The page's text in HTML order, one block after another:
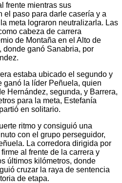
frente mientras sus
el paso para darle casería y a
meta lograron neutralizarla. Las
cabeza de carrera
de Montaña en el Alto de
donde ganó Sanabria, por
estaba ubicado el segundo y
ganó la líder Peñuela, quien
Hernández, segunda, y Barrera,
para la meta, Estefanía
en solitario.
ritmo y consiguió una
con el grupo perseguidor,
La corredora dirigida por
al frente de la carrera y
últimos kilómetros, donde
cruzar la raya de sentencia
de etapa.